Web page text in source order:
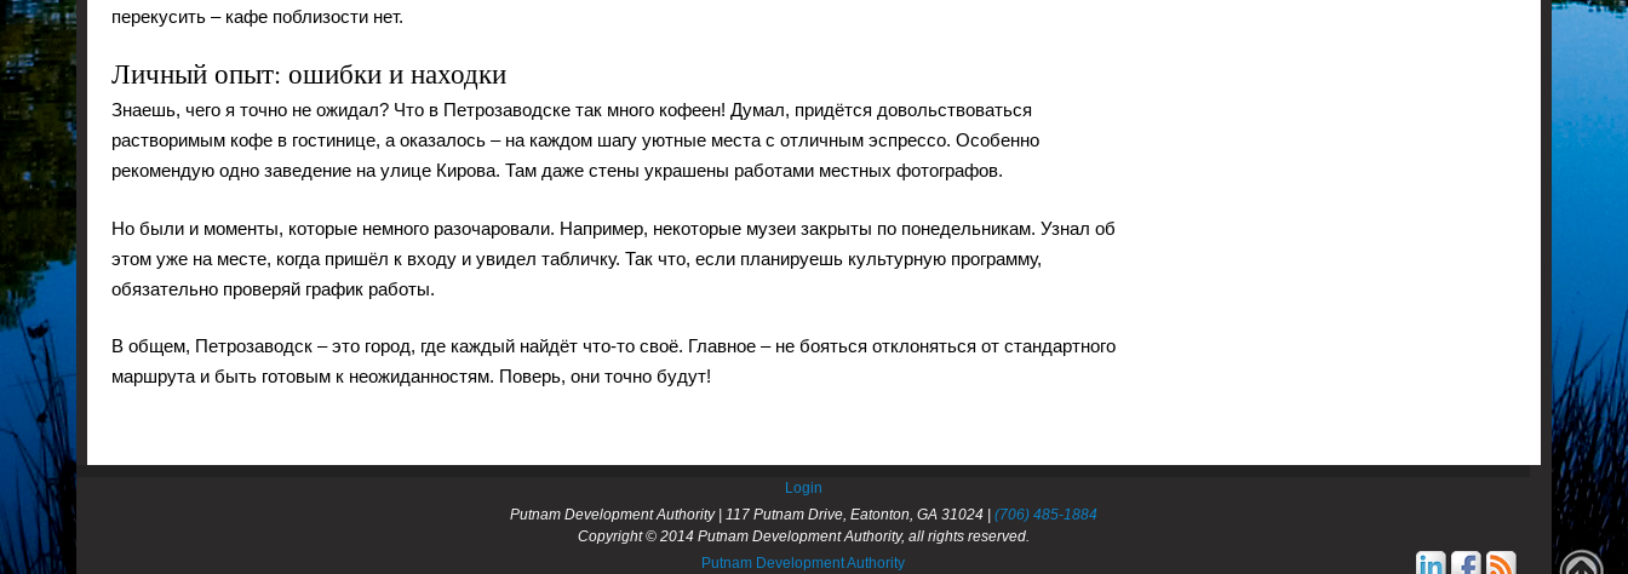
перекусить – кафе поблизости нет.
Личный опыт: ошибки и находки
Знаешь, чего я точно не ожидал? Что в Петрозаводске так много кофеен! Думал, придётся довольствоваться
растворимым кофе в гостинице, а оказалось – на каждом шагу уютные места с отличным эспрессо. Особенно
рекомендую одно заведение на улице Кирова. Там даже стены украшены работами местных фотографов.
Но были и моменты, которые немного разочаровали. Например, некоторые музеи закрыты по понедельникам. Узнал об
этом уже на месте, когда пришёл к входу и увидел табличку. Так что, если планируешь культурную программу,
обязательно проверяй график работы.
В общем, Петрозаводск – это город, где каждый найдёт что-то своё. Главное – не бояться отклоняться от стандартного
маршрута и быть готовым к неожиданностям. Поверь, они точно будут!
Login
Putnam Development Authority | 117 Putnam Drive, Eatonton, GA 31024 | (706) 485-1884
Copyright © 2014 Putnam Development Authority, all rights reserved.
Putnam Development Authority